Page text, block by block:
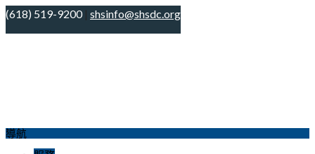
(618) 519-9200 | shsinfo@shsdc.org
導航
現在已超出我們正常營業時間，我們的診所
目前已關閉。如果您需要聯絡值班提供者，